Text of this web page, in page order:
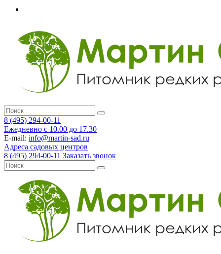
8 (495) 294-00-11
Ежедневно с 10.00 до 17.30
E-mail: info@martin-sad.ru
Адреса садовых центров
8 (495) 294-00-11 Заказать звонок